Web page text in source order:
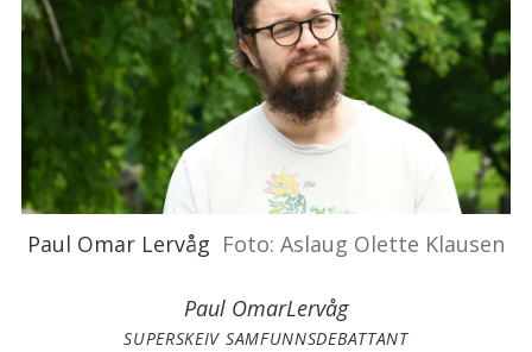
Paul Omar Lervåg Foto: Aslaug Olette Klausen
Paul OmarLervåg
SUPERSKEIV SAMFUNNSDEBATTANT